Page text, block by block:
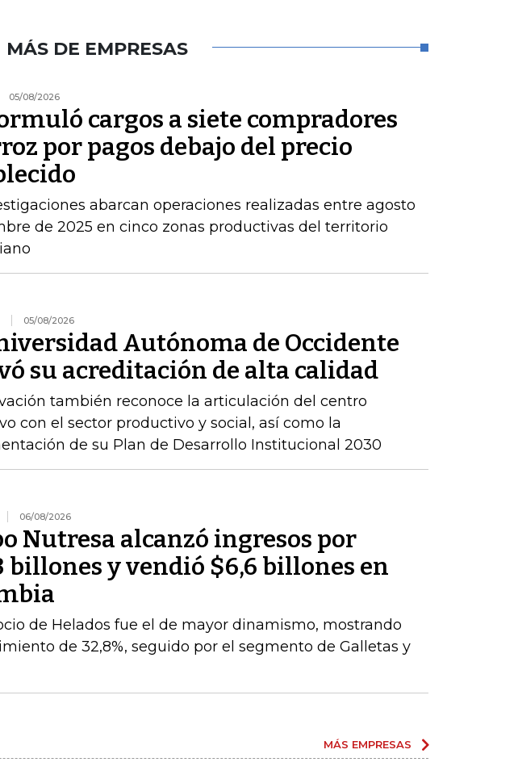
MÁS DE EMPRESAS
05/08/2026
cargos a siete compradores
por pagos debajo del precio
abarcan operaciones realizadas entre agosto
de 2025 en cinco zonas productivas del territorio
05/08/2026
Autónoma de Occidente
su acreditación de alta calidad
también reconoce la articulación del centro
con el sector productivo y social, así como la
de su Plan de Desarrollo Institucional 2030
06/08/2026
Nutresa alcanzó ingresos por
billones y vendió $6,6 billones en
de Helados fue el de mayor dinamismo, mostrando
de 32,8%, seguido por el segmento de Galletas y
MÁS EMPRESAS